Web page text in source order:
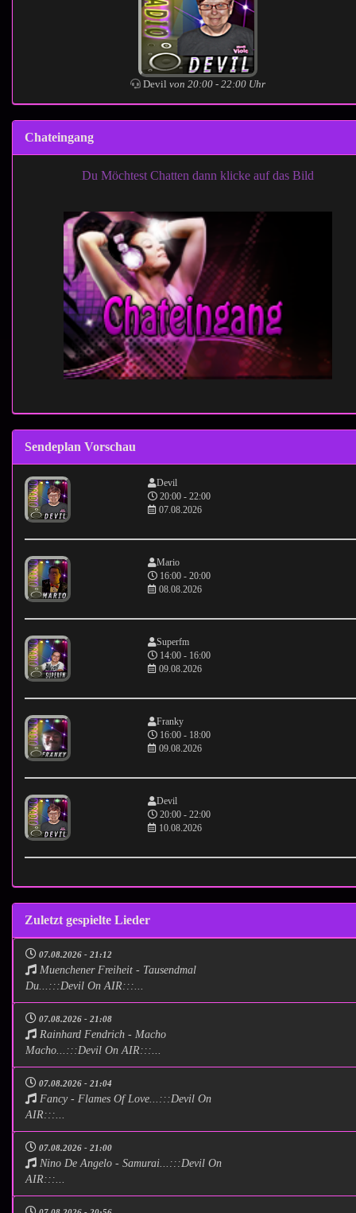
Devil von 20:00 - 22:00 Uhr
Chateingang
Du Möchtest Chatten dann klicke auf das Bild
Sendeplan Vorschau
Devil
20:00 - 22:00
07.08.2026
Mario
16:00 - 20:00
08.08.2026
Superfm
14:00 - 16:00
09.08.2026
Franky
16:00 - 18:00
09.08.2026
Devil
20:00 - 22:00
10.08.2026
Zuletzt gespielte Lieder
07.08.2026 - 21:12
Muenchener Freiheit - Tausendmal
Du...:::Devil On AIR:::...
07.08.2026 - 21:08
Rainhard Fendrich - Macho
Macho...:::Devil On AIR:::...
07.08.2026 - 21:04
Fancy - Flames Of Love...:::Devil On
AIR:::...
07.08.2026 - 21:00
Nino De Angelo - Samurai...:::Devil On
AIR:::...